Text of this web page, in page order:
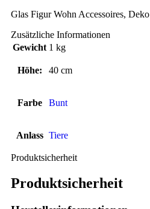
Glas Figur Wohn Accessoires, Deko
Zusätzliche Informationen
Gewicht 1 kg
Höhe: 40 cm
Farbe Bunt
Anlass Tiere
Produktsicherheit
Produktsicherheit